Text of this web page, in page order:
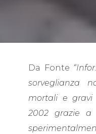
Da Fonte
sorveglianza
mortali e gravi
2002 grazie